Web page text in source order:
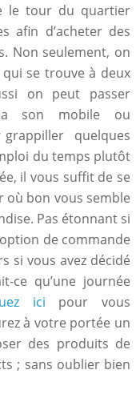
le tour du quartier
afin d’acheter des
Non seulement, on
se trouve à deux
on peut passer
son mobile ou
grappiller quelques
du temps plutôt
il vous suffit de se
où bon vous semble
Pas étonnant si
de commande
si vous avez décidé
ce qu’une journée
ici pour vous
à votre portée un
des produits de
; sans oublier bien